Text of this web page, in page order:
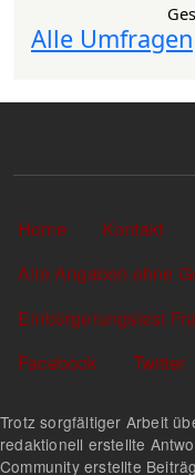
Alle Umfragen
Sekundärlinks
Home
Kontakt
Alle Angaben ohne
Einbürgerungstest
Facebook
Twitter
Trotz sorgfältiger Arbeit
redaktionell erstellte
Community erstellte